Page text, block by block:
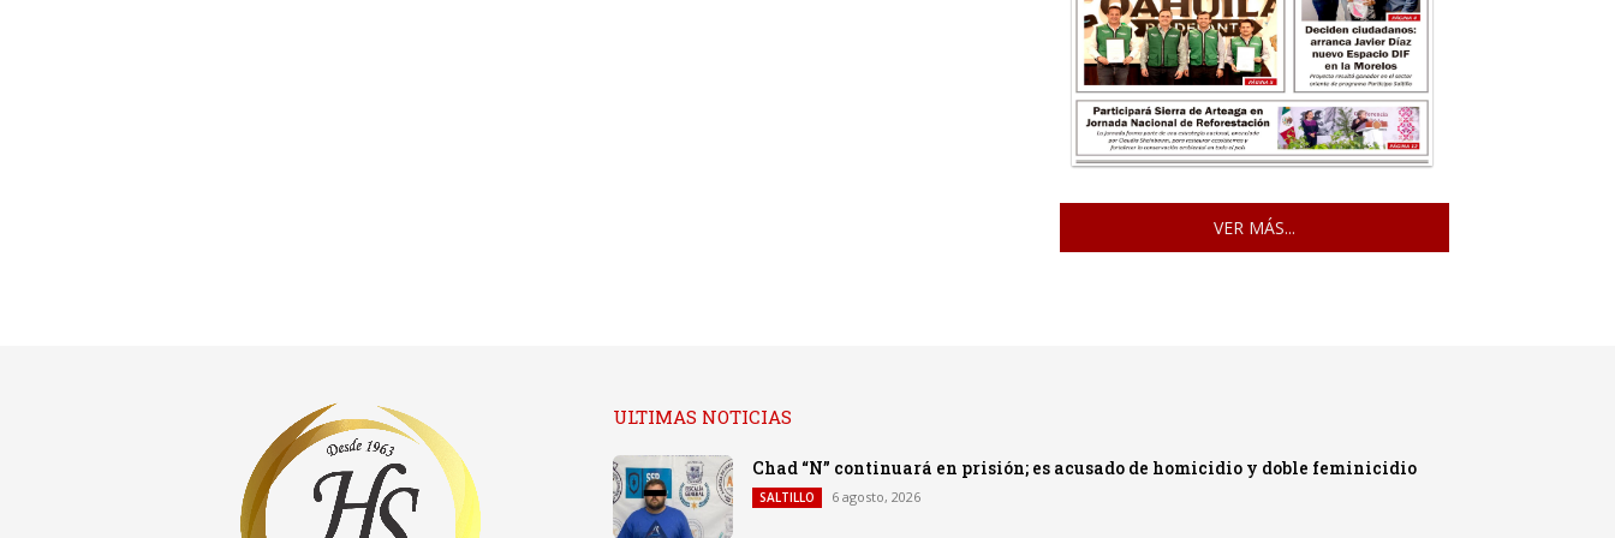
VER MÁS...
ULTIMAS NOTICIAS
Chad “N” continuará en prisión; es acusado de homicidio y doble feminicidio
SALTILLO 6 agosto, 2026